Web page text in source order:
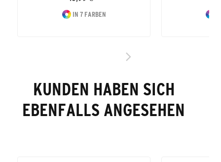
IN 7 FARBEN
KUNDEN HABEN SICH
EBENFALLS ANGESEHEN